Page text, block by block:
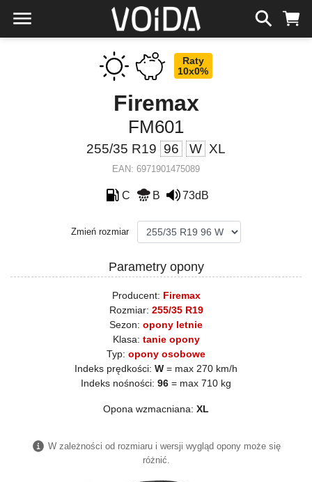
Raty
10x0%
Firemax
FM601
255/35 R19 96 W XL
EAN: 6971901475089
C B 73dB
Zmień rozmiar
Parametry opony
Producent: Firemax
Rozmiar: 255/35 R19
Sezon: opony letnie
Klasa: tanie opony
Typ: opony osobowe
Indeks prędkości: W = max 270 km/h
Indeks nośności: 96 = max 710 kg
Opona wzmacniana: XL
W zależności od rozmiaru i wersji wygląd opony może się
różnić.